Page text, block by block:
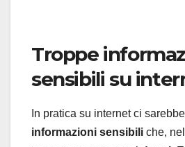
Troppe
sensibili su
In pratica su internet ci
informazioni sensibili che,